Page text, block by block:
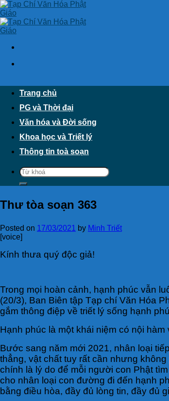
Skip
to
content
Trang chủ
PG và Thời đại
Văn hóa và Đời sống
Khoa học và Triết lý
Thông tin toà soạn
Thư tòa soạn 363
Posted on 17/03/2021 by Minh Triết
[voice]
Kính thưa quý độc giả!
Trong mọi hoàn cảnh, hạnh phúc vẫn
(20/3), Ban Biên tập Tạp chí Văn Hóa
gắm thông điệp về triết lý sống hạnh
Hạnh phúc là một khái niệm có nội
Bước sang năm mới 2021, nhân loại
thẳng, vật chất tuy rất cần nhưng
chính là lý do để mỗi người con Phật
cho nhân loại con đường đi đến hạnh
bằng điều hòa, đầy đủ lòng tin, đầy đủ